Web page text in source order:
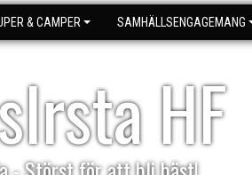
& CAMPER SAMHÄLLSENGAGEMANG
HF